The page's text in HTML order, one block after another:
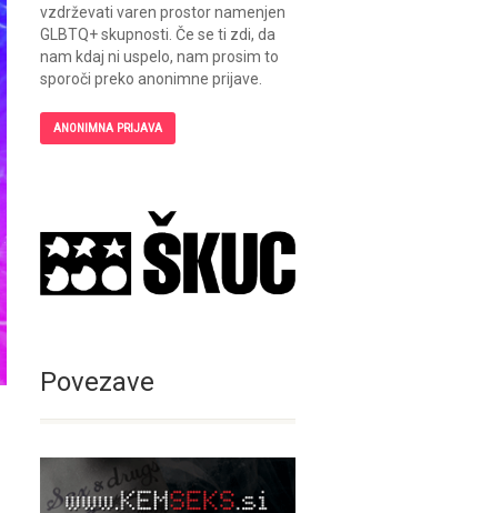
vzdrževati varen prostor namenjen
GLBTQ+ skupnosti. Če se ti zdi, da
nam kdaj ni uspelo, nam prosim to
sporoči preko anonimne prijave.
ANONIMNA PRIJAVA
Povezave